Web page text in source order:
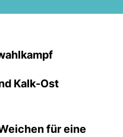
Kalk-Ost
für eine